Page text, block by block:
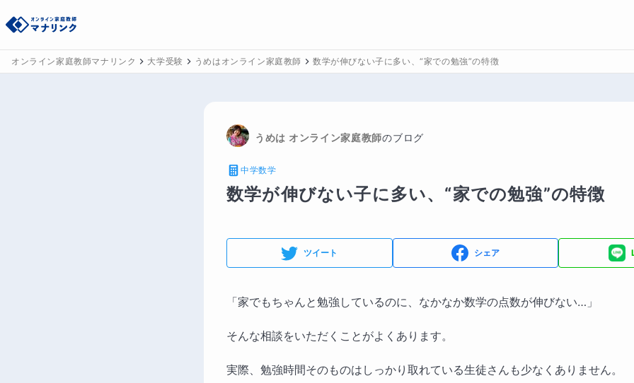
オンライン家庭教師マナリンク 大学受験 うめはオンライン家庭教師 数学が伸びない子に多い、“家での勉強”の特徴
うめは オンライン家庭教師のブログ
中学数学
数学が伸びない子に多い、“家での勉強”の特徴
ツイート シェア
「家でもちゃんと勉強しているのに、なかなか数学の点数が伸びない…」
そんな相談をいただくことがよくあります。
実際、勉強時間そのものはしっかり取れている生徒さんも少なくありません。